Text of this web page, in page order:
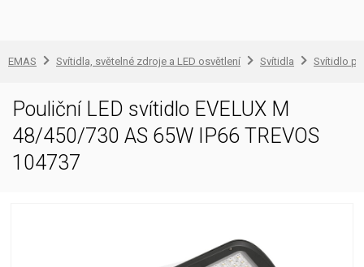
EMAS Svítidla, světelné zdroje a LED osvětlení Svítidla Svítidlo
Pouliční LED svítidlo EVELUX M
48/450/730 AS 65W IP66 TREVOS
104737